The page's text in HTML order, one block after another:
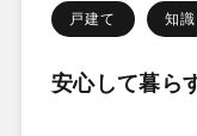
戸建て 知識
安心して暮ら